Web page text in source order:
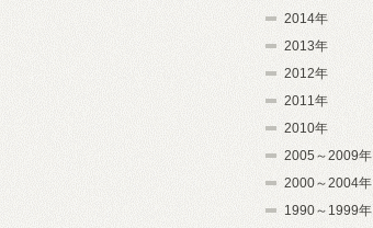
2014年
2013年
2012年
2011年
2010年
2005～2009年
2000～2004年
1990～1999年